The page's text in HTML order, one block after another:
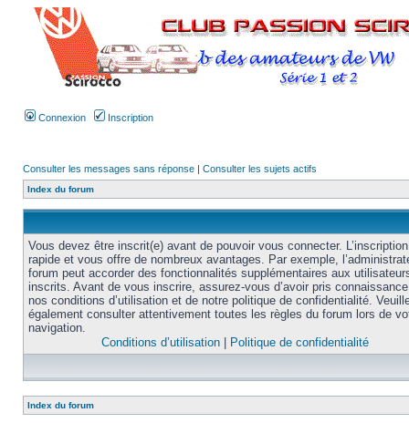
Connexion Inscription
Consulter les messages sans réponse | Consulter les sujets actifs
Index du forum
Vous devez être inscrit(e) avant de pouvoir vous connecter.
rapide et vous offre de nombreux avantages. Par exemple,
forum peut accorder des fonctionnalités supplémentaires aux
inscrits. Avant de vous inscrire, assurez-vous d’avoir pris
nos conditions d’utilisation et de notre politique de confidentialité.
également consulter attentivement toutes les règles du forum lors de
navigation.
Conditions d’utilisation
Politique de confidentialité
Index du forum